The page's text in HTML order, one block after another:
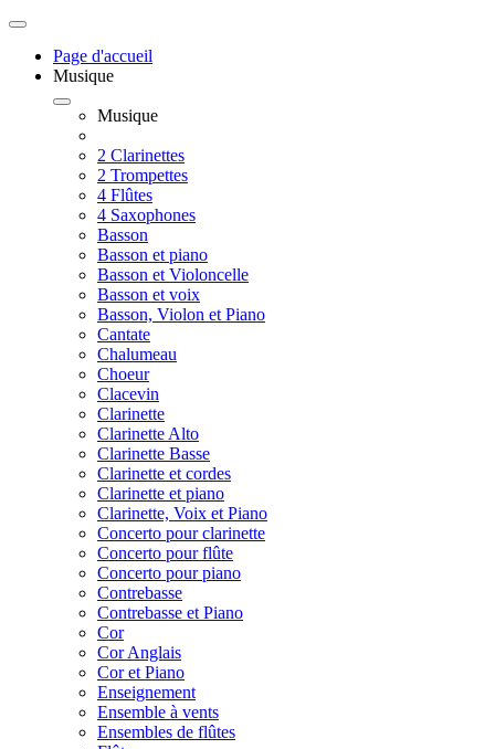
Page d'accueil
Musique
Musique
2 Clarinettes
2 Trompettes
4 Flûtes
4 Saxophones
Basson
Basson et piano
Basson et Violoncelle
Basson et voix
Basson, Violon et Piano
Cantate
Chalumeau
Choeur
Clacevin
Clarinette
Clarinette Alto
Clarinette Basse
Clarinette et cordes
Clarinette et piano
Clarinette, Voix et Piano
Concerto pour clarinette
Concerto pour flûte
Concerto pour piano
Contrebasse
Contrebasse et Piano
Cor
Cor Anglais
Cor et Piano
Enseignement
Ensemble à vents
Ensembles de flûtes